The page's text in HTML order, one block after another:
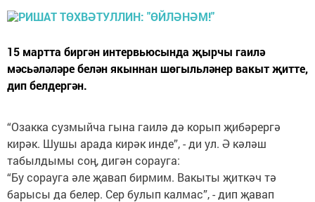
15 мартта биргән интервьюсында җырчы гаилә
мәсьәләләре белән якыннан шөгыльләнер вакыт җитте,
дип белдергән.
“Озакка сузмыйча гына гаилә дә корып җибәрергә
кирәк. Шушы арада кирәк инде”, - ди ул. Ә кәләш
табылдымы соң, дигән сорауга:
“Бу сорауга әле җавап бирмим. Вакыты җиткәч тә
барысы да белер. Сер булып калмас”, - дип җавап